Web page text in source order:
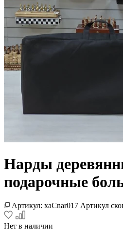
Нарды
подарочные
Артикул: xaCnar017 Артикул
Нет в наличии